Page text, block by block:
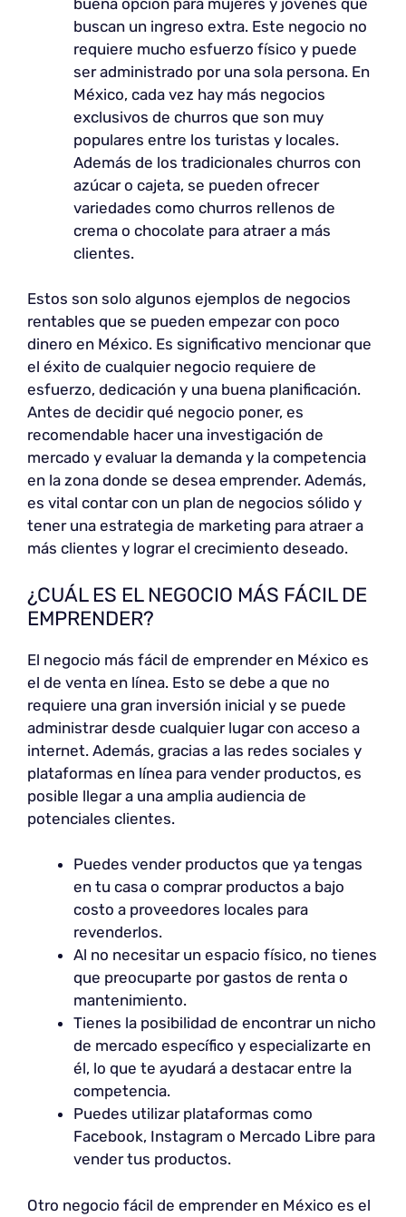
buscan un ingreso extra. Este negocio no
requiere mucho esfuerzo físico y puede
ser administrado por una sola persona. En
México, cada vez hay más negocios
exclusivos de churros que son muy
populares entre los turistas y locales.
Además de los tradicionales churros con
azúcar o cajeta, se pueden ofrecer
variedades como churros rellenos de
crema o chocolate para atraer a más
clientes.
Estos son solo algunos ejemplos de negocios
rentables que se pueden empezar con poco
dinero en México. Es significativo mencionar que
el éxito de cualquier negocio requiere de
esfuerzo, dedicación y una buena planificación.
Antes de decidir qué negocio poner, es
recomendable hacer una investigación de
mercado y evaluar la demanda y la competencia
en la zona donde se desea emprender. Además,
es vital contar con un plan de negocios sólido y
tener una estrategia de marketing para atraer a
más clientes y lograr el crecimiento deseado.
¿CUÁL ES EL NEGOCIO MÁS FÁCIL DE
EMPRENDER?
El negocio más fácil de emprender en México es
el de venta en línea. Esto se debe a que no
requiere una gran inversión inicial y se puede
administrar desde cualquier lugar con acceso a
internet. Además, gracias a las redes sociales y
plataformas en línea para vender productos, es
posible llegar a una amplia audiencia de
potenciales clientes.
Puedes vender productos que ya tengas
en tu casa o comprar productos a bajo
costo a proveedores locales para
revenderlos.
Al no necesitar un espacio físico, no tienes
que preocuparte por gastos de renta o
mantenimiento.
Tienes la posibilidad de encontrar un nicho
de mercado específico y especializarte en
él, lo que te ayudará a destacar entre la
competencia.
Puedes utilizar plataformas como
Facebook, Instagram o Mercado Libre para
vender tus productos.
Otro negocio fácil de emprender en México es el